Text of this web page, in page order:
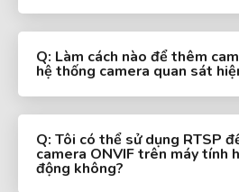
Q: Làm cách nào để thêm
hệ thống camera quan sát
Q: Tôi có thể sử dụng RTSP
camera ONVIF trên máy tính
động không?